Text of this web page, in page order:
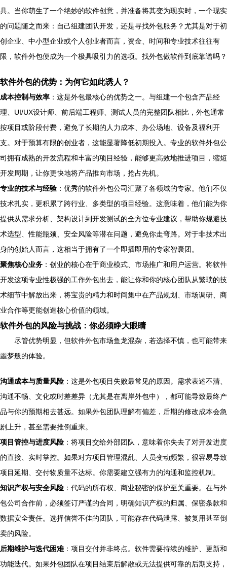
具。当你萌生了一个绝妙的软件创意，并准备将其变为现实时，一个现实
的问题随之而来：自己组建团队开发，还是寻找外包服务？尤其是对于初
创企业、中小型企业或个人创业者而言，资金、时间和专业技术往往有
限，软件外包便成为一个极具吸引力的选项。找外包做软件到底靠谱吗？
软件外包的优势：为何它如此诱人？
成本控制与效率 ：这是外包最核心的优势之一。与组建一个包含产品经
理、UI/UX设计师、前后端工程师、测试人员的完整团队相比，外包通常
按项目或阶段付费，避免了长期的人力成本、办公场地、设备及福利开
支。对于预算有限的创业者，这能显著降低初期投入。专业的软件外包公
司拥有成熟的开发流程和丰富的项目经验，能够更高效地推进项目，缩短
开发周期，让你更快地将产品推向市场，抢占先机。
专业的技术与经验 ：优秀的软件外包公司汇聚了各领域的专家。他们不仅
技术扎实，更积累了跨行业、多类型的项目经验。这意味着，他们能为你
提供从需求分析、架构设计到开发测试的全方位专业建议，帮助你规避技
术选型、性能瓶颈、安全风险等潜在问题，避免你走弯路。对于非技术出
身的创始人而言，这相当于拥有了一个即插即用的专家智囊团。
聚焦核心业务 ：创业的核心在于商业模式、市场推广和用户运营。将软件
开发这项专业性极强的工作外包出去，能让你和你的核心团队从繁琐的技
术细节中解放出来，将宝贵的精力和时间集中在产品规划、市场调研、商
业合作等更能创造核心价值的领域。
软件外包的风险与挑战：你必须睁大眼睛
尽管优势明显，但软件外包市场鱼龙混杂，若选择不慎，也可能带来
噩梦般的体验。
沟通成本与质量风险 ：这是外包项目失败最常见的原因。需求表述不清、
沟通不畅、文化或时差差异（尤其是在离岸外包中），都可能导致最终产
品与你的预期相去甚远。如果外包团队理解有偏差，后期的修改成本会急
剧上升，甚至需要推倒重来。
项目管控与进度风险 ：将项目交给外部团队，意味着你失去了对开发进度
的直接、实时掌控。如果对方项目管理混乱、人员变动频繁，很容易导致
项目延期、交付物质量不达标。你需要建立强有力的沟通和监控机制。
知识产权与安全风险 ：代码的所有权、商业秘密的保护至关重要。在与外
包公司合作前，必须签订严谨的合同，明确知识产权的归属、保密条款和
数据安全责任。选择信誉不佳的团队，可能存在代码泄露、被复用甚至倒
卖的风险。
后期维护与迭代困难：项目交付并非终点。软件需要持续的维护、更新和
功能迭代。如果外包团队在项目结束后解散或无法提供可靠的后期支持，